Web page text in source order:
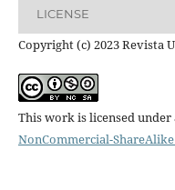
LICENSE
Copyright (c) 2023 Revista
This work is licensed under
NonCommercial-